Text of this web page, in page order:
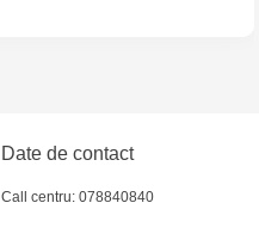
Date de contact
Call centru: 078840840